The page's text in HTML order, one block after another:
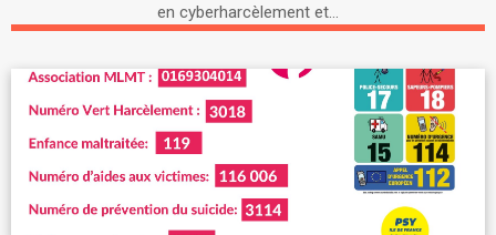
en cyberharcèlement et…